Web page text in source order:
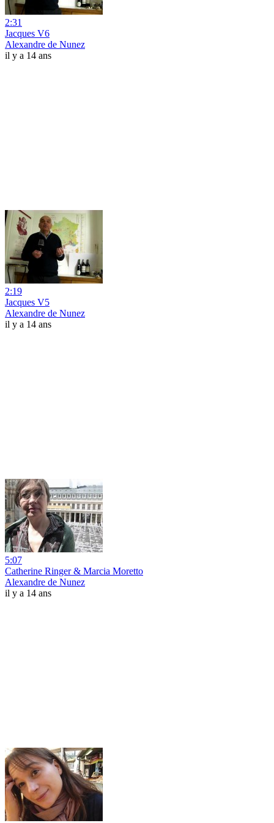
2:31
Jacques V6
Alexandre de Nunez
il y a 14 ans
2:19
Jacques V5
Alexandre de Nunez
il y a 14 ans
5:07
Catherine Ringer & Marcia Moretto
Alexandre de Nunez
il y a 14 ans